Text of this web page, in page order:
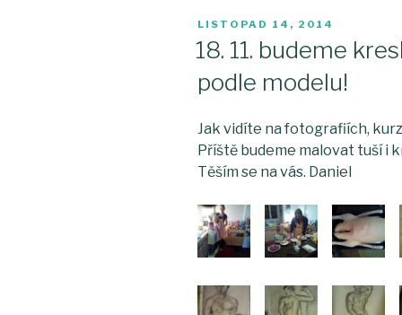
PUBLIKOVÁNO
LISTOPAD 14, 2014
18. 11. budeme
podle modelu!
Jak vidíte na fotografiích,
Příště budeme malovat tuší i
Těším se na vás. Daniel